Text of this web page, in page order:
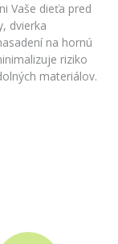
Vaše dieťa pred
dvierka
na hornú
riziko
materiálov.